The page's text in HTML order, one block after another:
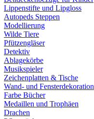
Lippenstifte und Lipgloss
Autopeds Steppen
Modellierung
Wilde Tiere
Pfützengläser
Detektiv
Ablagekörbe
Musikspieler
Zeichenplatten & Tische
Wand- und Fensterdekoration
Farbe Bücher
Medaillen und Trophäen
Drachen